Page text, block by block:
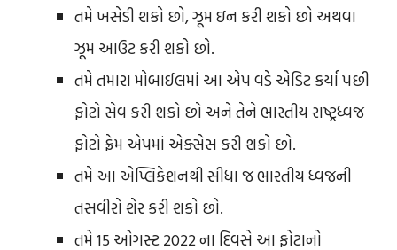
તમે ખસેડી શકો છો, ઝૂમ ઇન કરી શકો છો અથવા
ઝૂમ આઉટ કરી શકો છો.
તમે તમારા મોબાઈલમાં આ એપ વડે એડિટ કર્યા પછી
ફોટો સેવ કરી શકો છો અને તેને ભારતીય રાષ્ટ્રધ્વજ
ફોટો ફ્રેમ એપમાં એક્સેસ કરી શકો છો.
તમે આ એપ્લિકેશનથી સીધા જ ભારતીય ધ્વજની
તસવીરો શેર કરી શકો છો.
તમે 15 ઓગસ્ટ 2022 ના દિવસે આ ફોટાનો